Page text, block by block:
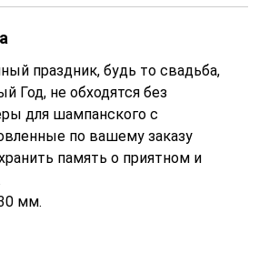
праздник, будь то свадьба,
Год, не обходятся без
для шампанского с
по вашему заказу
память о приятном и
мм.